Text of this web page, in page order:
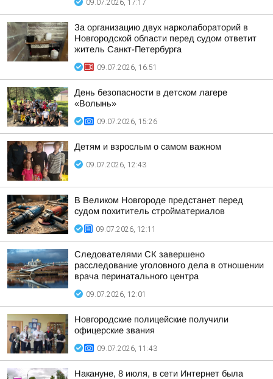
09.07.2026, 17:17
За организацию двух нарколабораторий в
Новгородской области перед судом ответит
житель Санкт-Петербурга
09.07.2026, 16:51
День безопасности в детском лагере
«Волынь»
09.07.2026, 15:26
Детям и взрослым о самом важном
09.07.2026, 12:43
В Великом Новгороде предстанет перед
судом похититель стройматериалов
09.07.2026, 12:11
Следователями СК завершено
расследование уголовного дела в отношении
врача перинатального центра
09.07.2026, 12:01
Новгородские полицейские получили
офицерские звания
09.07.2026, 11:43
Накануне, 8 июля, в сети Интернет была